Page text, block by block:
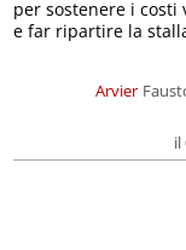
Arvier
il
per sostenere i costi
e far ripartire la